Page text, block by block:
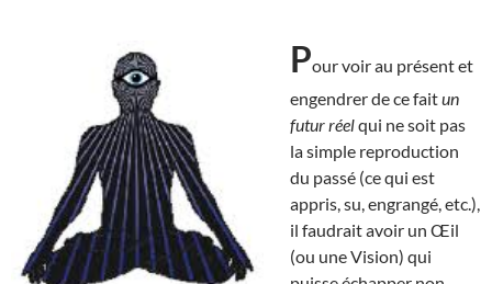
Pour voir au présent et
engendrer de ce faitun
futur réelqui ne soit pas
la simple reproduction
du passé (ce qui est
appris, su, engrangé, etc.),
il faudrait avoir un Œil
(ou une Vision) qui